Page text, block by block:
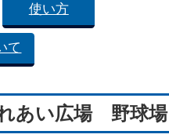
使い方
て
あい広場 野球場